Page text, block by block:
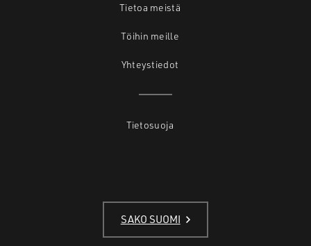
Tietoa meistä
Töihin meille
Yhteystiedot
Tietosuoja
SAKO SUOMI